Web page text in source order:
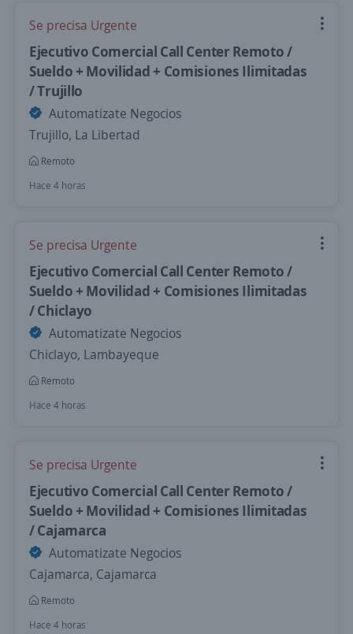
Se precisa Urgente
Ejecutivo Comercial Call Center Remoto /
Sueldo + Movilidad + Comisiones Ilimitadas
/ Trujillo
Automatizate Negocios
Trujillo, La Libertad
Remoto
Hace 4 horas
Se precisa Urgente
Ejecutivo Comercial Call Center Remoto /
Sueldo + Movilidad + Comisiones Ilimitadas
/ Chiclayo
Automatizate Negocios
Chiclayo, Lambayeque
Remoto
Hace 4 horas
Se precisa Urgente
Ejecutivo Comercial Call Center Remoto /
Sueldo + Movilidad + Comisiones Ilimitadas
/ Cajamarca
Automatizate Negocios
Cajamarca, Cajamarca
Remoto
Hace 4 horas